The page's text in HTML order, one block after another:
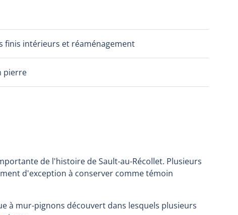
finis intérieurs et réaménagement
pierre
de l'histoire de Sault-au-Récollet. Plusieurs
d'exception à conserver comme témoin
à mur-pignons découvert dans lesquels plusieurs